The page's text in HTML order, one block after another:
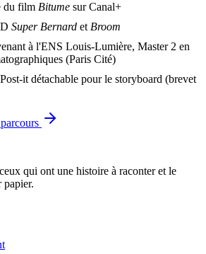
du film Bitume sur Canal+
Super Bernard et Broom
à l'ENS Louis-Lumière, Master 2 en
(Paris Cité)
it détachable pour le storyboard (brevet
qui ont une histoire à raconter et le
papier.